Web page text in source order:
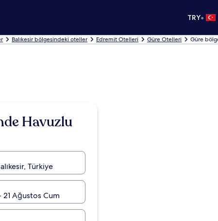
TRY•
Balıkesir bölgesindeki oteller Edremit Otelleri Güre Otelleri Güre
Havuzlu
Ağustos Cum